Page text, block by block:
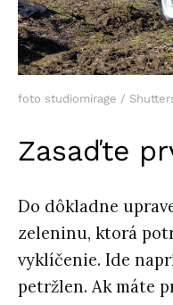
foto studiomirage /
Zasaďte
Do dôkladne
zeleninu, ktorá
vyklíčenie. Ide
petržlen. Ak máte